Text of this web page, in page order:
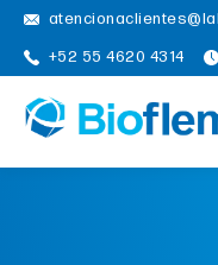
+52 55 4620 4314